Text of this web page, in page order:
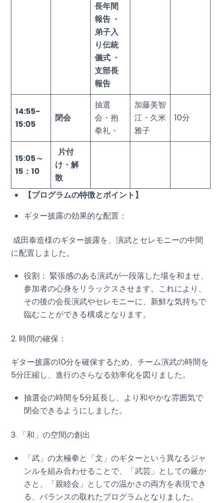
長年間
報告 ・
弟子入
り伝統
儀式 ・
支部長
報告
14:55-
15:05
閉会
抽選
会・抱
拳礼・
加藤美智
江・久米
雅子
10分
15:05～
15：10
片付
け・解
散
【プログラムの特徴とポイント】
ギター披露の効果的な配置：
成田泰造様のギター披露を、演武とセレモニーの中間
に配置しました。
役割： 緊張感のある演武が一段落した場を和ませ、
参加者の心身をリラックスさせます。これにより、
その後の会長演武やセレモニーに、新鮮な気持ちで
臨むことができる構成となります。
2. 時間の確保：
ギター披露の10分を確保するため、チーム演武の時間を
5分圧縮し、進行のさらなる効率化を図りました。
抽選会の時間を5分延長し、より和やかな雰囲気で
閉会できるようにしました。
3. 「和」の空間の創出
「武」の太極拳と「文」のギターという異なるジャ
ンルを組み合わせることで、「武芸」としての厳か
さと、「親睦会」としての温かさの両方を表現でき
る、バランスの取れたプログラムとなりました。